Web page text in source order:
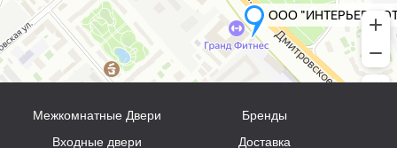
Межкомнатные Двери
Входные двери
Бренды
Доставка